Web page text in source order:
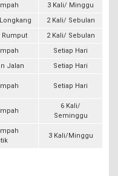
3 Kali/ Minggu
2 Kali/ Sebulan
Rumput
2 Kali/ Sebulan
Setiap Hari
Jalan
Setiap Hari
Setiap Hari
6 Kali/
Seminggu
3 Kali/Minggu